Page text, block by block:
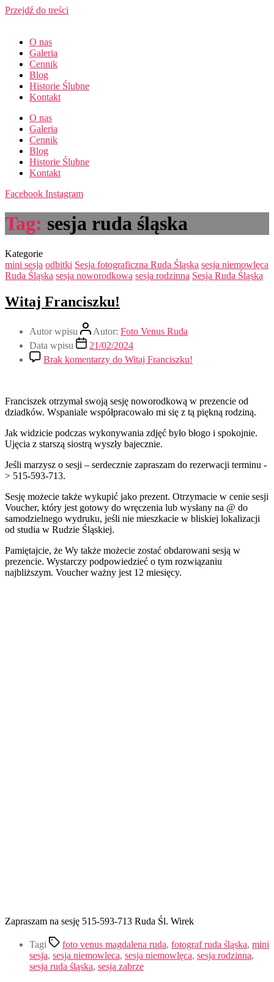
Przejdź do treści
O nas
Galeria
Cennik
Blog
Historie Ślubne
Kontakt
O nas
Galeria
Cennik
Blog
Historie Ślubne
Kontakt
Facebook Instagram
Tag: sesja ruda śląska
Kategorie
mini sesja odbitki Sesja fotograficzna Ruda Śląska sesja niemowlęca
Ruda Śląska sesja noworodkowa sesja rodzinna Sesja Ruda Śląska
Witaj Franciszku!
Autor wpisu Autor: Foto Venus Ruda
Data wpisu
21/02/2024
Brak komentarzy do Witaj Franciszku!
Franciszek otrzymał swoją sesję noworodkową w prezencie od
dziadków. Wspaniale współpracowało mi się z tą piękną rodziną.
Jak widzicie podczas wykonywania zdjęć było błogo i spokojnie.
Ujęcia z starszą siostrą wyszły bajecznie.
Jeśli marzysz o sesji – serdecznie zapraszam do rezerwacji terminu -
> 515-593-713.
Sesję możecie także wykupić jako prezent. Otrzymacie w cenie sesji
Voucher, który jest gotowy do wręczenia lub wysłany na @ do
samodzielnego wydruku, jeśli nie mieszkacie w bliskiej lokalizacji
od studia w Rudzie Śląskiej.
Pamiętajcie, że Wy także możecie zostać obdarowani sesją w
prezencie. Wystarczy podpowiedzieć o tym rozwiązaniu
najbliższym. Voucher ważny jest 12 miesięcy.
Zapraszam na sesję 515-593-713 Ruda Śl. Wirek
Tagi foto venus magdalena ruda, fotograf ruda śląska, mini
sesja, sesja niemowleca, sesja niemowlęca, sesja rodzinna,
sesja ruda śląska, sesja zabrze